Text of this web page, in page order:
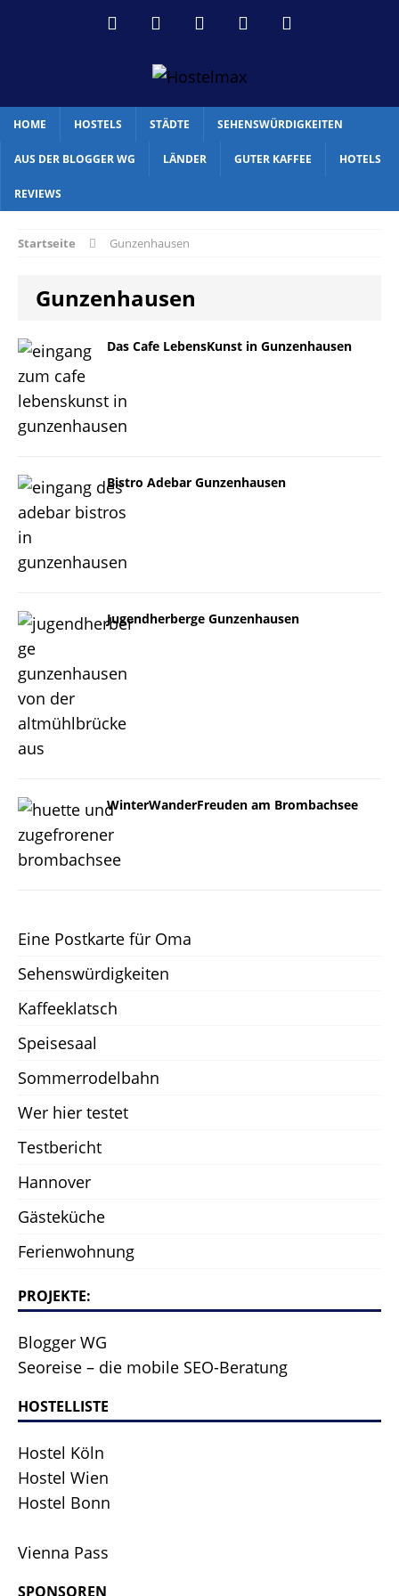
HOME HOSTELS STÄDTE SEHENSWÜRDIGKEITEN
AUS DER BLOGGER WG LÄNDER GUTER KAFFEE HOTELS
REVIEWS
Startseite Gunzenhausen
Gunzenhausen
Das Cafe LebensKunst in Gunzenhausen
Bistro Adebar Gunzenhausen
Jugendherberge Gunzenhausen
WinterWanderFreuden am Brombachsee
Eine Postkarte für Oma
Sehenswürdigkeiten
Kaffeeklatsch
Speisesaal
Sommerrodelbahn
Wer hier testet
Testbericht
Hannover
Gästeküche
Ferienwohnung
PROJEKTE:
Blogger WG
Seoreise – die mobile SEO-Beratung
HOSTELLISTE
Hostel Köln
Hostel Wien
Hostel Bonn
Vienna Pass
SPONSOREN